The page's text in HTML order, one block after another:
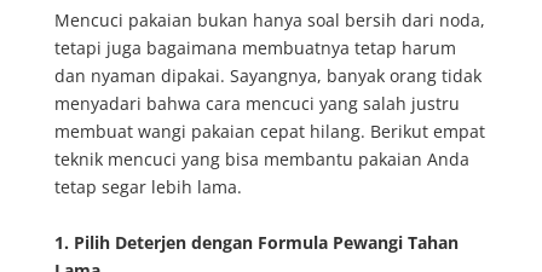
Mencuci pakaian bukan hanya soal bersih dari noda,
tetapi juga bagaimana membuatnya tetap harum
dan nyaman dipakai. Sayangnya, banyak orang tidak
menyadari bahwa cara mencuci yang salah justru
membuat wangi pakaian cepat hilang. Berikut empat
teknik mencuci yang bisa membantu pakaian Anda
tetap segar lebih lama.
1. Pilih Deterjen dengan Formula Pewangi Tahan